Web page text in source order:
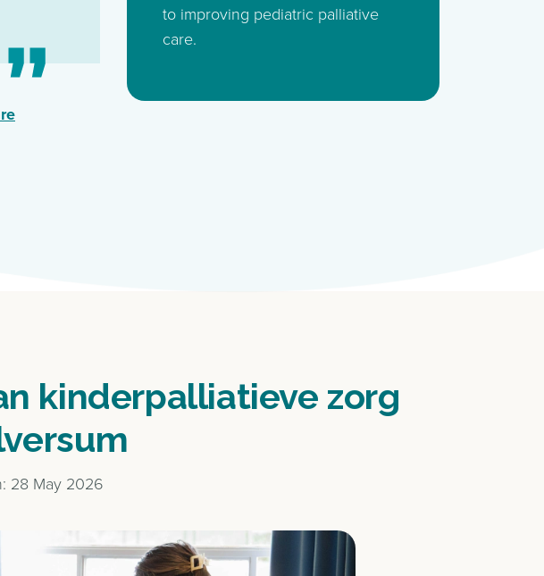
to improving pediatric palliative
care.
kinderpalliatieve zorg
28 May 2026